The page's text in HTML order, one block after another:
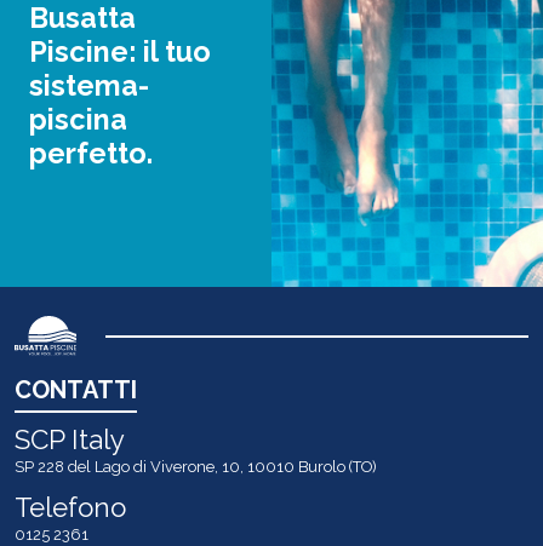
Busatta
Piscine: il tuo
sistema-
piscina
perfetto.
CONTATTI
SCP Italy
SP 228 del Lago di Viverone, 10, 10010 Burolo (TO)
Telefono
0125 2361